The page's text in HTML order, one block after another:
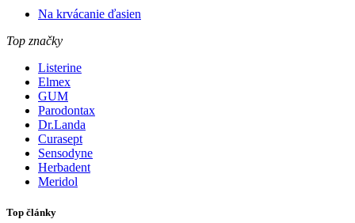
Na krvácanie ďasien
Top značky
Listerine
Elmex
GUM
Parodontax
Dr.Landa
Curasept
Sensodyne
Herbadent
Meridol
Top články